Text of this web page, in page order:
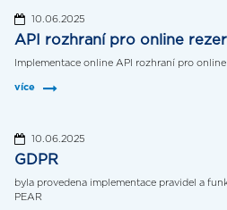
10.06.2025
API rozhraní pro online
Implementace online API rozhraní pro online
více
10.06.2025
GDPR
byla provedena implementace pravidel a
PEAR